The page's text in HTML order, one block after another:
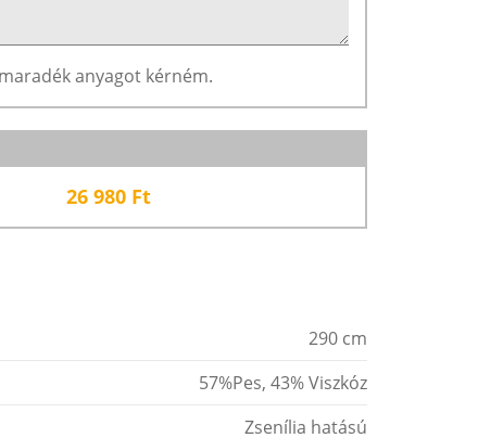
anyagot kérném.
26 980Ft
290 cm
57%Pes, 43% Viszkóz
Zsenília hatású